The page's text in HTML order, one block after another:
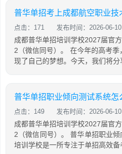
普华单招考上成都航空职业技
点击：171 发布时间：2026-06-10
成都普华单招培训学校2027届官
2（微信同号）。 在今年的高考
现了自己的梦想。今天，我们将分
普华单招职业倾向测试系统怎
点击：149 发布时间：2026-06-10
成都普华单招培训学校2027届官
2（微信同号）。 普华单招职业
培训学校是一所专注于单招高效备